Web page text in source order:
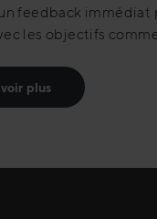
feedback immédiat
les objectifs
plus